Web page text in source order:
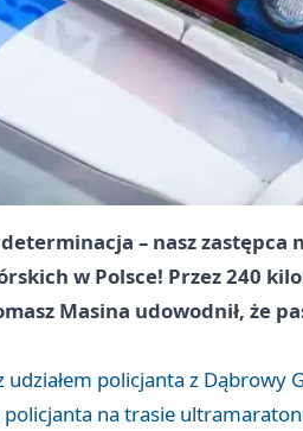
– nasz zastępca
w Polsce! Przez 240
Masina udowodnił, że
udziałem policjanta z Dąbrowy
policjanta na trasie